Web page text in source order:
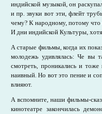
индийской музыкой, он
и пр. звуки вот эти, флейт
чему? К народному, потому что
И дни индийской Культуры,
А старые фильмы, когда их
молодежь удивлялась: Че вы
смотреть, проникались и
наивный. Но вот это пение и
влияют.
А вспомните, наши фильмы-
кинотеатре закончилась